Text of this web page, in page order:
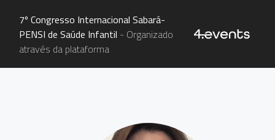
7º Congresso Internacional Sabará-
PENSI de Saúde Infantil - Organizado
através da plataforma